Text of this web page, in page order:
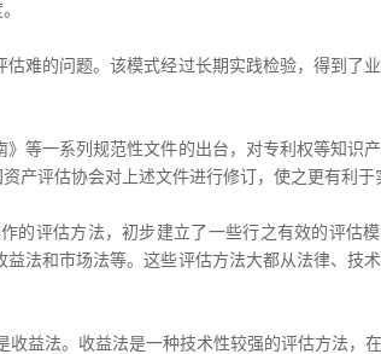
的问题。该模式经过长期实践检验，得到了业
一系列规范性文件的出台，对专利权等知识
产评估协会对上述文件进行修订，使之更有利于
评估方法，初步建立了一些行之有效的评估
法和市场法等。这些评估方法大都从法律、技
益法。收益法是一种技术性较强的评估方法，